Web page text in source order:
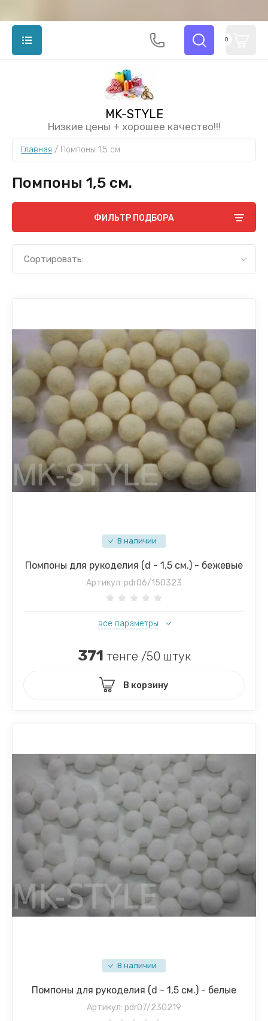
MK-STYLE
Низкие цены + хорошее качество!!!
0
Главная / Помпоны 1,5 см.
Помпоны 1,5 см.
ФИЛЬТР ПОДБОРА
Сортировать:
В наличии
Помпоны для рукоделия (d - 1,5 см.) - бежевые
Артикул: pdr06/150323
все параметры
371 тенге /50 штук
В корзину
В наличии
Помпоны для рукоделия (d - 1,5 см.) - белые
Артикул: pdr07/230219